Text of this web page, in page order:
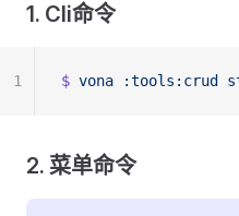
1. Cli命令
$ vona :tools:crud
1
2. 菜单命令